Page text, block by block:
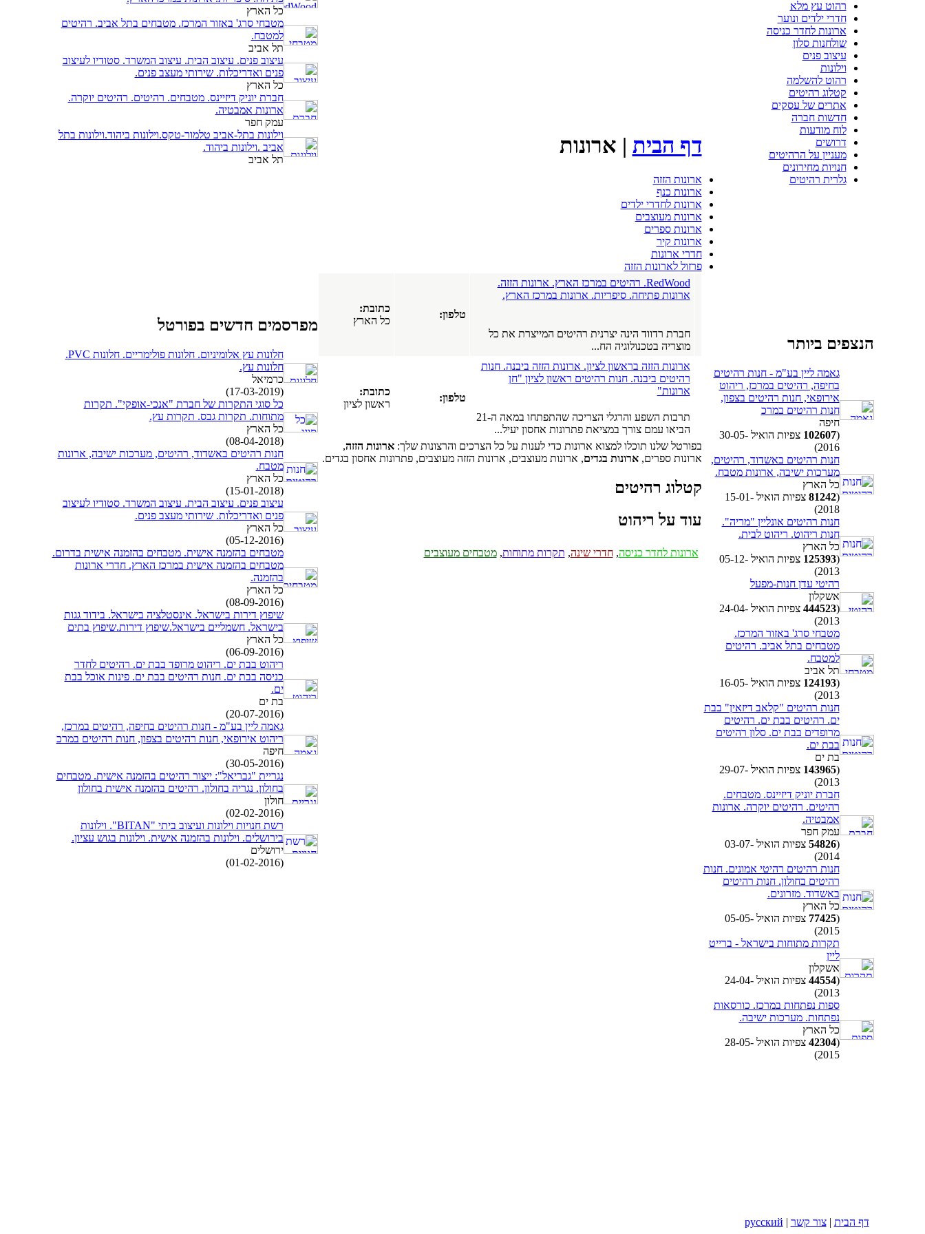
רהוט עץ מלא
חדרי ילדים ונוער
ארונות לחדר כניסה
שולחנות סלון
עיצוב פנים
וילונות
רהוט להשלמה
קטלוג רהיטים
אתרים של עסקים
חדשות חברה
לוח מודעות
דרושים
מעניין על הרהיטים
חנויות מחירונים
גלרית רהיטים
הנצפים ביותר
גאמה ליין בע"מ - חנות רהיטים
בחיפה, רהיטים במרכז, ריהוט
אירופאי, חנות רהיטים בצפון,
חנות רהיטים במרכ
חיפה
(
102607
צפיות הואיל 30-05-
2016)
חנות רהיטים באשדוד, רהיטים,
מערכות ישיבה, ארונות מטבח.
כל הארץ
(
81242
צפיות הואיל 15-01-
2018)
חנות רהיטים אונליין "מריה".
חנות ריהוט. ריהוט לבית.
כל הארץ
(
125393
צפיות הואיל 05-12-
2013)
רהיטי עדן חנות-מפעל
אשקלון
(
444523
צפיות הואיל 24-04-
2013)
מטבחי סרג' באזור המרכז.
מטבחים בתל אביב. רהיטים
למטבח.
תל אביב
(
124193
צפיות הואיל 16-05-
2013)
חנות רהיטים "קלאב דיזאין" בבת
ים. רהיטים בבת ים. רהיטים
מרופדים בבת ים. סלון רהיטים
בבת ים.
בת ים
(
143965
צפיות הואיל 29-07-
2013)
חברת יוניק דיזיינס. מטבחים.
רהיטים. רהיטים יוקרה. ארונות
אמבטיה.
עמק חפר
(
54826
צפיות הואיל 03-07-
2014)
חנות רהיטים רהיטי אמונים. חנות
רהיטים בחולון. חנות רהיטים
באשדוד. מזרונים.
כל הארץ
(
77425
צפיות הואיל 05-05-
2015)
תקרות מתוחות בישראל - ברייט
ליין
אשקלון
(
44554
צפיות הואיל 24-04-
2013)
ספות נפתחות במרכז. כורסאות
נפתחות. מערכות ישיבה.
כל הארץ
(
42304
צפיות הואיל 28-05-
2015)
דף הבית | ארונות
ארונות הזזה
ארונות כנף
ארונות לחדרי ילדים
ארונות מעוצבים
ארונות ספרים
ארונות קיר
חדרי ארונות
פרזול לארונות הזזה
RedWood. רהיטים במרכז הארץ. ארונות הזזה.
ארונות פתיחה. סיפריות. ארונות במרכז הארץ.
חברת רדווד הינה יצרנית רהיטים המייצרת את כל
מוצריה בטכנולוגיה הח...
טלפון:
כתובת:
כל הארץ
ארונות הזזה בראשון לציון. ארונות הזזה ביבנה. חנות
רהיטים ביבנה. חנות רהיטים ראשון לציון "חן
ארונות"
תרבות השפע והרגלי הצריכה שהתפתחו במאה ה-21
הביאו עמם צורך במציאת פתרונות אחסון יעיל...
טלפון:
כתובת:
ראשון לציון
בפורטל שלנו תוכלו למצוא ארונות כדי לענות על כל הצרכים והרצונות שלך:ארונות הזזה,
ארונות ספרים,ארונות בגדים, ארונות מעוצבים, ארונות הזזה מעוצבים, פתרונות אחסון בגדים.
קטלוג רהיטים
עוד על ריהוט
ארונות לחדר כניסה,חדרי שינה, תקרות מתוחות,מטבחים מעוצבים
כל הארץ
מטבחי סרג' באזור המרכז. מטבחים בתל אביב. רהיטים
למטבח.
תל אביב
עיצוב פנים. עיצוב הבית. עיצוב המשרד. סטודיו לעיצוב
פנים ואדריכלות. שירותי מעצב פנים.
כל הארץ
חברת יוניק דיזיינס. מטבחים. רהיטים. רהיטים יוקרה.
ארונות אמבטיה.
עמק חפר
וילונות בתל-אביב טלמור-טקס.וילונות ביהוד.וילונות בתל
אביב .וילונות ביהוד.
תל אביב
מפרסמים חדשים בפורטל
חלונות עץ אלומיניום. חלונות פולימריים. חלונות PVC.
חלונות עץ.
כרמיאל
(17-03-2019)
כל סוגי התקרות של חברת "אנכי-אופקי". תקרות
מתוחות. תקרות גבס. תקרות עץ.
כל הארץ
(08-04-2018)
חנות רהיטים באשדוד, רהיטים, מערכות ישיבה, ארונות
מטבח.
כל הארץ
(15-01-2018)
עיצוב פנים. עיצוב הבית. עיצוב המשרד. סטודיו לעיצוב
פנים ואדריכלות. שירותי מעצב פנים.
כל הארץ
(05-12-2016)
מטבחים בהזמנה אישית. מטבחים בהזמנה אישית בדרום.
מטבחים בהזמנה אישית במרכז הארץ. חדרי ארונות
בהזמנה.
כל הארץ
(08-09-2016)
שיפוץ דירות בישראל. אינסטלציה בישראל. בידוד גגות
בישראל. חשמליים בישראל.שיפוץ דירות.שיפוץ בתים
כל הארץ
(06-09-2016)
ריהוט בבת ים. ריהוט מרופד בבת ים. רהיטים לחדר
כניסה בבת ים. חנות רהיטים בבת ים. פינות אוכל בבת
ים.
בת ים
(20-07-2016)
גאמה ליין בע"מ - חנות רהיטים בחיפה, רהיטים במרכז,
ריהוט אירופאי, חנות רהיטים בצפון, חנות רהיטים במרכ
חיפה
(30-05-2016)
נגריית "גבריאל": ייצור רהיטים בהזמנה אישית. מטבחים
בחולון. נגריה בחולון. רהיטים בהזמנה אישית בחולון
חולון
(02-02-2016)
רשת חנויות וילונות ועיצוב ביתי "BITAN". וילונות
בירושלים. וילונות בהזמנה אישית. וילונות בגוש עציון.
ירושלים
(01-02-2016)
דף הבית |צור קשר |
русский